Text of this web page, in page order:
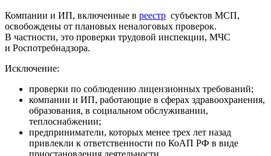
Компании и ИП, включенные в реестр субъектов МСП,
освобождены от плановых неналоговых проверок.
В частности, это проверки трудовой инспекции, МЧС
и Роспотребнадзора.
Исключение:
проверки по соблюдению лицензионных требований;
компании и ИП, работающие в сферах здравоохранения,
образования, в социальном обслуживании,
теплоснабжении;
предприниматели, которых менее трех лет назад
привлекли к ответственности по КоАП РФ в виде
приостановления деятельности.